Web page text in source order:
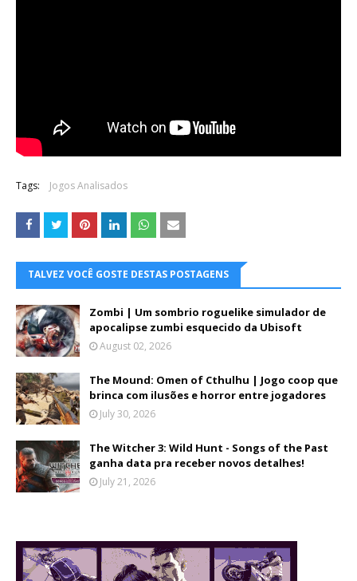
Tags: Jogos Analisados
TALVEZ VOCÊ GOSTE DESTAS POSTAGENS
Zombi | Um sombrio roguelike simulador de
apocalipse zumbi esquecido da Ubisoft
August 02, 2026
The Mound: Omen of Cthulhu | Jogo coop que
brinca com ilusões e horror entre jogadores
July 30, 2026
The Witcher 3: Wild Hunt - Songs of the Past
ganha data pra receber novos detalhes!
July 21, 2026